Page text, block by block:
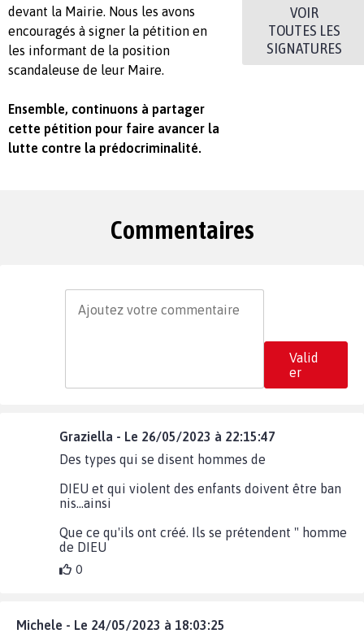
devant la Mairie. Nous les avons
encouragés à signer la pétition en
les informant de la position
scandaleuse de leur Maire.
Ensemble, continuons à partager
cette pétition pour faire avancer la
lutte contre la prédocriminalité.
VOIR
TOUTES LES
SIGNATURES
Commentaires
Valid
er
Graziella - Le 26/05/2023 à 22:15:47
Des types qui se disent hommes de
DIEU et qui violent des enfants doivent être ban
nis...ainsi
Que ce qu'ils ont créé. Ils se prétendent " homme
de DIEU
0
Michele - Le 24/05/2023 à 18:03:25